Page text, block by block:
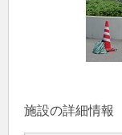
施設の詳細情報